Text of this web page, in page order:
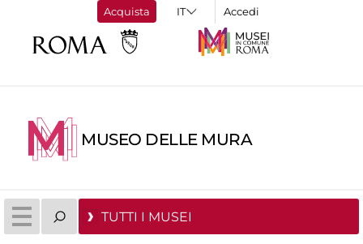
Acquista Accedi
MUSEO DELLE MURA
TUTTI I MUSEI